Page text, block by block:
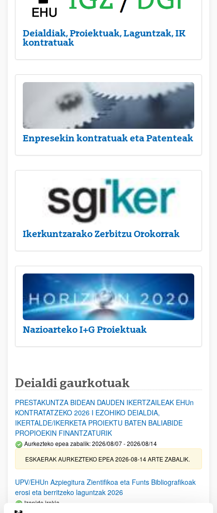
Deialdiak, Proiektuak, Laguntzak, IK
kontratuak
Enpresekin kontratuak eta Patenteak
Ikerkuntzarako Zerbitzu Orokorrak
Nazioarteko I+G Proiektuak
Deialdi gaurkotuak
PRESTAKUNTZA BIDEAN DAUDEN IKERTZAILEAK EHUn
KONTRATATZEKO 2026 I EZOHIKO DEIALDIA,
IKERTALDE/IKERKETA PROIEKTU BATEN BALIABIDE
PROPIOEKIN FINANTZATURIK
Aurkezteko epea zabalik: 2026/08/07 - 2026/08/14
ESKAERAK AURKEZTEKO EPEA 2026-08-14 ARTE ZABALIK.
UPV/EHUn Azpiegitura Zientifikoa eta Funts Bibliografikoak
erosi eta berritzeko laguntzak 2026
Izapide irekia